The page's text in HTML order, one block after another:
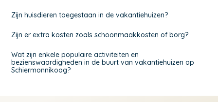
Zijn huisdieren toegestaan in de vakantiehuizen?
Zijn er extra kosten zoals schoonmaakkosten of borg?
Wat zijn enkele populaire activiteiten en
bezienswaardigheden in de buurt van vakantiehuizen op
Schiermonnikoog?